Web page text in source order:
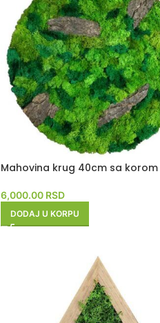
Mahovina krug 40cm sa korom
6,000.00 RSD
DODAJ U KORPU